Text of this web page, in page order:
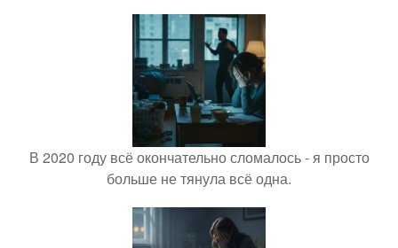
В 2020 году всё окончательно сломалось - я просто
больше не тянула всё одна.